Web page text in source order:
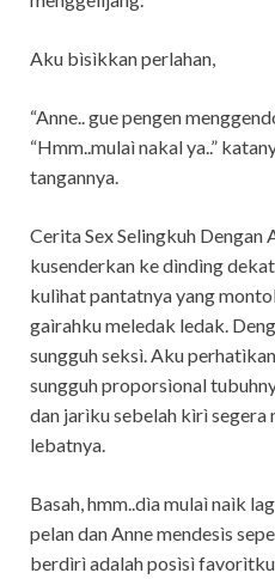
Aku bìsìkkan perlahan,
“Anne.. gue pengen
“Hmm..mulaì nakal ya..”
tangannya.
Cerita Sex Selingkuh Dengan
kusenderkan ke dìndìng
kulìhat pantatnya yang
gaìrahku meledak ledak.
sungguh seksì. Aku
sungguh proporsìonal
dan jarìku sebelah kìrì segera
lebatnya.
Basah, hmm..dìa mulaì naìk
pelan dan Anne mendesìs
berdìrì adalah posìsì